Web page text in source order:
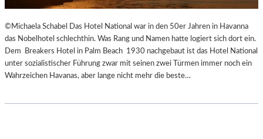
©Michaela Schabel Das Hotel National war in den 50er Jahren in Havanna
das Nobelhotel schlechthin. Was Rang und Namen hatte logiert sich dort ein.
Dem Breakers Hotel in Palm Beach 1930 nachgebaut ist das Hotel National
unter sozialistischer Führung zwar mit seinen zwei Türmen immer noch ein
Wahrzeichen Havanas, aber lange nicht mehr die beste…